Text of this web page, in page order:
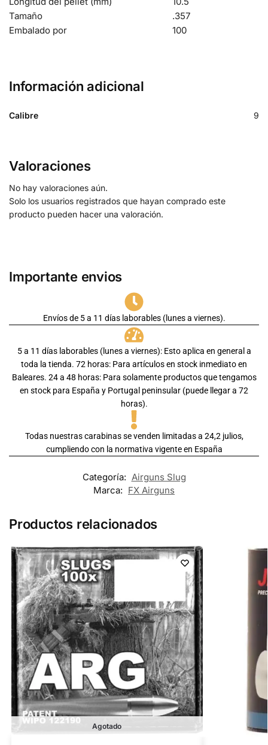
Tamaño
.357
Embalado por
100
Información adicional
Calibre 9
Valoraciones
No hay valoraciones aún.
Solo los usuarios registrados que hayan comprado este
producto pueden hacer una valoración.
Importante envios
Envíos de 5 a 11 días laborables (lunes a viernes).
5 a 11 días laborables (lunes a viernes): Esto aplica en general a
toda la tienda. 72 horas: Para artículos en stock inmediato en
Baleares. 24 a 48 horas: Para solamente productos que tengamos
en stock para España y Portugal peninsular (puede llegar a 72
horas).
Todas nuestras carabinas se venden limitadas a 24,2 julios,
cumpliendo con la normativa vigente en España
Categoría: Airguns Slug
Marca: FX Airguns
Productos relacionados
Agotado